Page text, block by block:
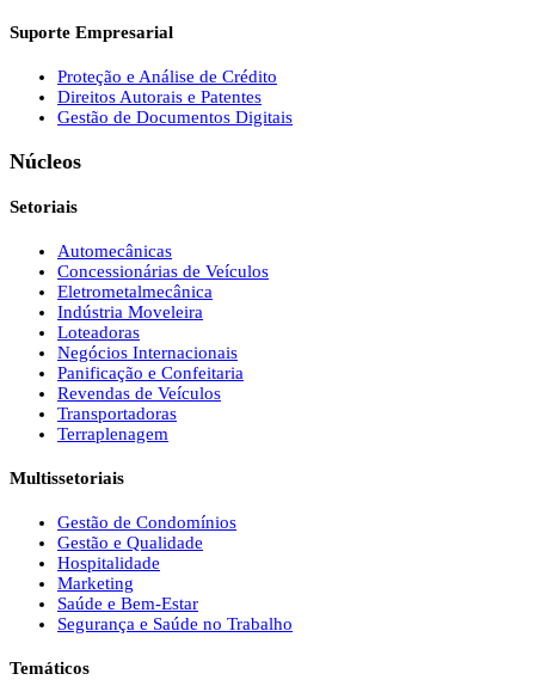
Suporte Empresarial
Proteção e Análise de Crédito
Direitos Autorais e Patentes
Gestão de Documentos Digitais
Núcleos
Setoriais
Automecânicas
Concessionárias de Veículos
Eletrometalmecânica
Indústria Moveleira
Loteadoras
Negócios Internacionais
Panificação e Confeitaria
Revendas de Veículos
Transportadoras
Terraplenagem
Multissetoriais
Gestão de Condomínios
Gestão e Qualidade
Hospitalidade
Marketing
Saúde e Bem-Estar
Segurança e Saúde no Trabalho
Temáticos